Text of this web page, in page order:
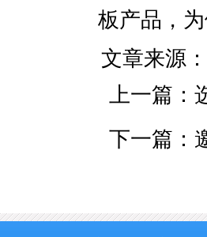
板产品，
文章来源：
上一篇：
下一篇：